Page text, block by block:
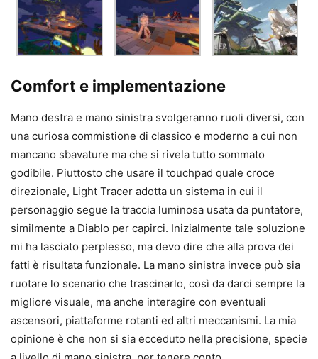
Comfort e implementazione
Mano destra e mano sinistra svolgeranno ruoli diversi, con
una curiosa commistione di classico e moderno a cui non
mancano sbavature ma che si rivela tutto sommato
godibile. Piuttosto che usare il touchpad quale croce
direzionale, Light Tracer adotta un sistema in cui il
personaggio segue la traccia luminosa usata da puntatore,
similmente a Diablo per capirci. Inizialmente tale soluzione
mi ha lasciato perplesso, ma devo dire che alla prova dei
fatti è risultata funzionale. La mano sinistra invece può sia
ruotare lo scenario che trascinarlo, così da darci sempre la
migliore visuale, ma anche interagire con eventuali
ascensori, piattaforme rotanti ed altri meccanismi. La mia
opinione è che non si sia ecceduto nella precisione, specie